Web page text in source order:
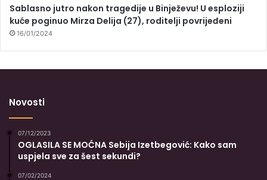
Sablasno jutro nakon tragedije u Binježevu! U esploziji
kuće poginuo Mirza Delija (27), roditelji povrijeđeni
16/01/2024
Novosti
07/12/2023
OGLASILA SE MOĆNA Sebija Izetbegović: Kako sam
uspjela sve za šest sekundi?
07/02/2024